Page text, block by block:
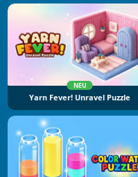
NEU
Yarn Fever! Unravel Puzzle